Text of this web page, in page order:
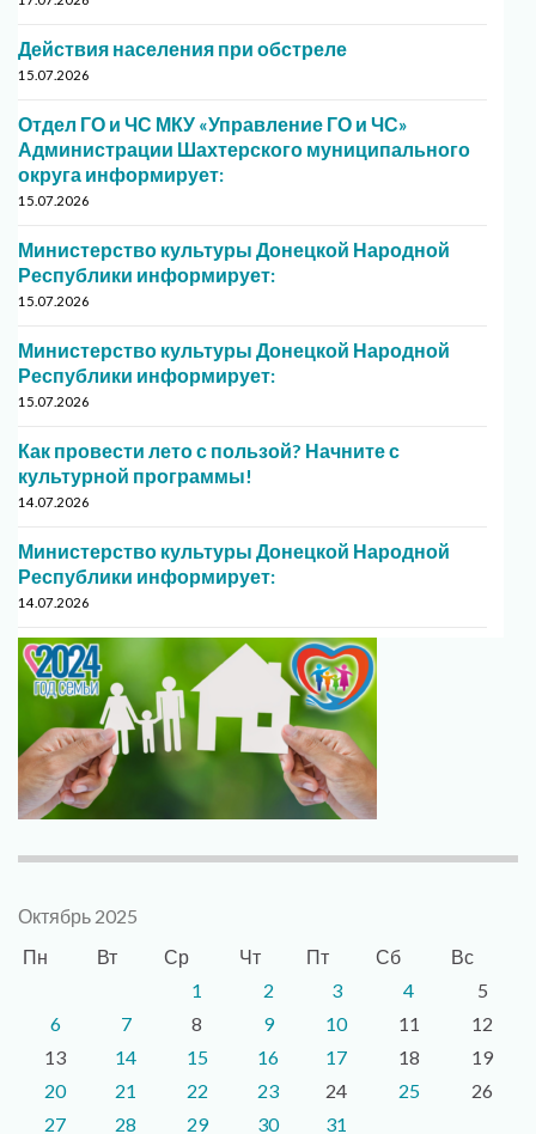
Действия населения при обстреле
15.07.2026
Отдел ГО и ЧС МКУ «Управление ГО и ЧС»
Администрации Шахтерского муниципального
округа информирует:
15.07.2026
Министерство культуры Донецкой Народной
Республики информирует:
15.07.2026
Министерство культуры Донецкой Народной
Республики информирует:
15.07.2026
Как провести лето с пользой? Начните с
культурной программы!
14.07.2026
Министерство культуры Донецкой Народной
Республики информирует:
14.07.2026
Октябрь 2025
Пн
Вт Ср Чт Пт Сб
Вс
1
2 3 4
5
6
7 8 9 10 11
12
13
14 15 16 17 18
19
20
21 22 23 24 25
26
27
28 29 30 31